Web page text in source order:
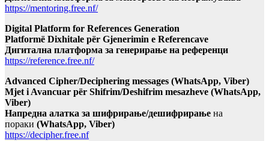
https://mentoring.free.nf/
Digital Platform for References Generation
Platformë Dixhitale për Gjenerimin e Referencave
Дигитална платформа за генерирање на референци
https://reference.free.nf/
Advanced Cipher/Deciphering messages (WhatsApp, Viber)
Mjet i Avancuar për Shifrim/Deshifrim mesazheve (WhatsApp,
Viber)
Напредна алатка за шифрирање/дешифрирање на
пораки (WhatsApp, Viber)
https://decipher.free.nf